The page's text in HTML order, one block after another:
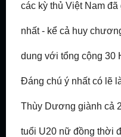
các kỳ thủ Việt Nam
nhất - kể cả huy
dung với tổng cộng 30
Đáng chú ý nhất có lẽ
Thùy Dương giành cả
tuổi U20 nữ đồng thời